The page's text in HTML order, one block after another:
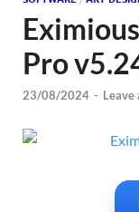
Pro
23/08/2024 - Leave